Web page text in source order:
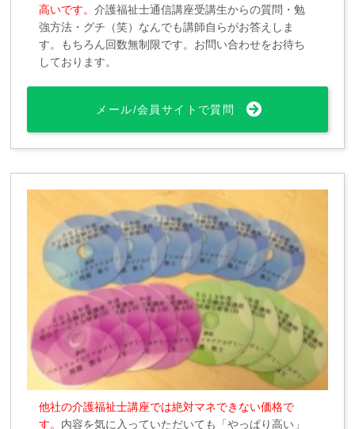
高いです。介護福祉士通信講座受講生からの質問・勉
強方法・グチ（笑）なんでも講師自らがお答えしま
す。もちろん回数無制限です。お問い合わせをお待ち
しております。
メール/会員サイトで質問
他社の介護福祉士講座では絶対マネできない価格で
す。 内容を気に入っていただいても「やっぱり高い」